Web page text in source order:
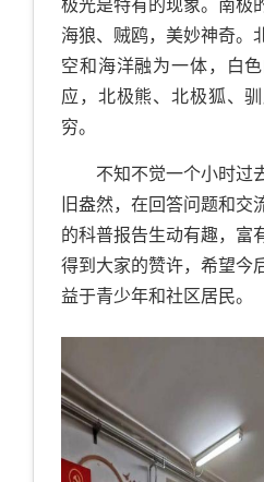
极光是特有的现象。南极
海狼、贼鸥，美妙神奇。
空和海洋融为一体，白
应，北极熊、北极狐、
穷。
不知不觉一个小时过
旧盎然，在回答问题和交
的科普报告生动有趣，富
得到大家的赞许，希望今
益于青少年和社区居民。